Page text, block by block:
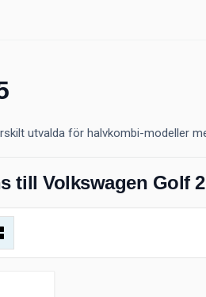
utvalda för halvkombi-modeller
till Volkswagen Golf